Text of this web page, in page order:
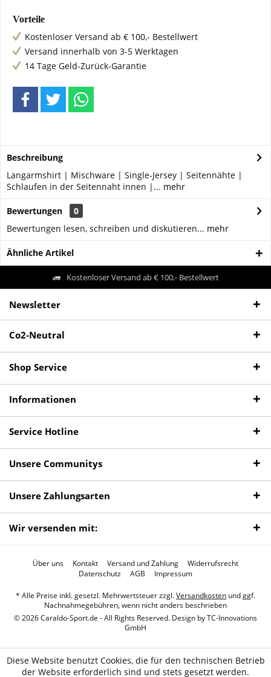
Vorteile
Kostenloser Versand ab € 100,- Bestellwert
Versand innerhalb von 3-5 Werktagen
14 Tage Geld-Zurück-Garantie
Beschreibung
Langarmshirt | Mischware | Single-Jersey | Seitennähte |
Schlaufen in der Seitennaht innen |... mehr
Bewertungen
0
Bewertungen lesen, schreiben und diskutieren... mehr
Ähnliche Artikel
Kostenloser Versand ab € 100,- Bestellwert
Newsletter
Co2-Neutral
Shop Service
Informationen
Service Hotline
Unsere Communitys
Unsere Zahlungsarten
Wir versenden mit:
Über uns Kontakt Versand und Zahlung
Widerrufsrecht
Datenschutz
AGB Impressum
* Alle Preise inkl. gesetzl. Mehrwertsteuer zzgl.Versandkosten und ggf.
Nachnahmegebühren, wenn nicht anders beschrieben
© 2026 Caraldo-Sport.de - All Rights Reserved. Design byTC-Innovations
GmbH
Diese Website benutzt Cookies, die für den technischen Betrieb
der Website erforderlich sind und stets gesetzt werden.